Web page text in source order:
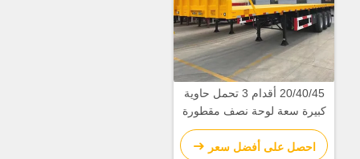
20/40/45 أقدام 3 تحمل حاوية
كبيرة سعة لوحة نصف مقطورة
لحد أقصى حمولة 30 طن
احصل على أفضل سعر